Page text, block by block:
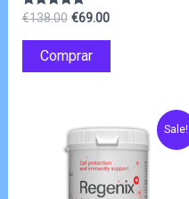
Avaliação
de 5
€138.00 O
original
era:
€69.00O
Comprar
Sale!